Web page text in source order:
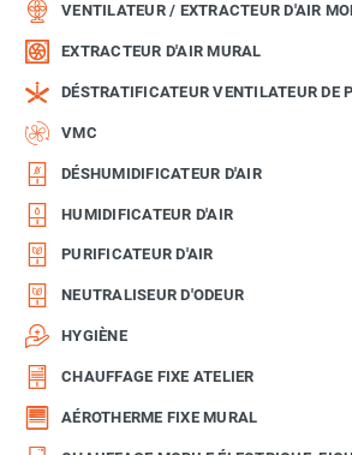
VENTILATEUR / EXTRACTEUR D'AIR
EXTRACTEUR D'AIR MURAL
DÉSTRATIFICATEUR VENTILATEUR DE
VMC
DÉSHUMIDIFICATEUR D'AIR
HUMIDIFICATEUR D'AIR
PURIFICATEUR D'AIR
NEUTRALISEUR D'ODEUR
HYGIÈNE
CHAUFFAGE FIXE ATELIER
AÉROTHERME FIXE MURAL